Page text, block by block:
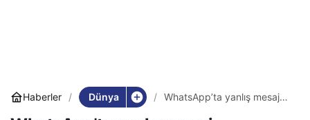
Haberler Dünya
WhatsApp’ta yanlış mesaj